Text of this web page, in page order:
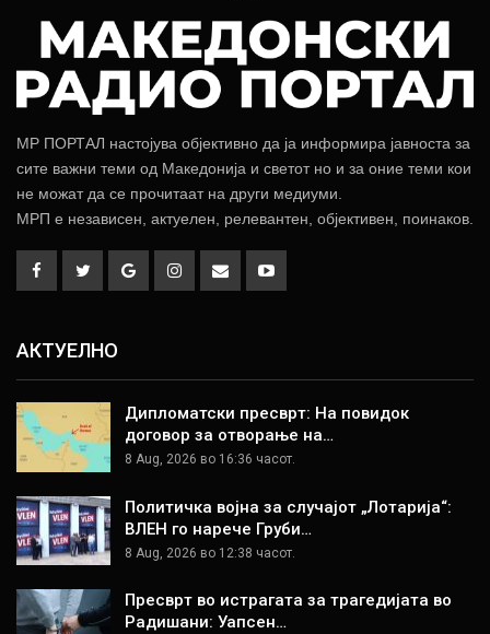
МР ПОРТАЛ настојува објективно да ја информира јавноста за
сите важни теми од Македонија и светот но и за оние теми кои
не можат да се прочитаат на други медиуми.
МРП е независен, актуелен, релевантен, објективен, поинаков.
АКТУЕЛНО
Дипломатски пресврт: На повидок
договор за отворање на…
8 Aug, 2026 во 16:36 часот.
Политичка војна за случајот „Лотарија“:
ВЛЕН го нарече Груби…
8 Aug, 2026 во 12:38 часот.
Пресврт во истрагата за трагедијата во
Радишани: Уапсен…